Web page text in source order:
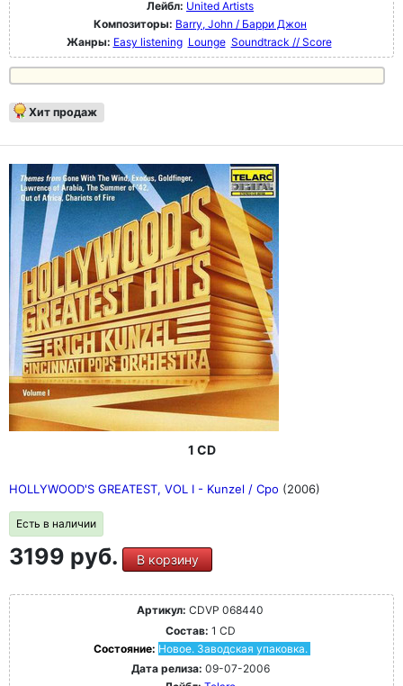
Лейбл: United Artists
Композиторы: Barry, John / Барри Джон
Жанры: Easy listening Lounge Soundtrack // Score
Хит продаж
1 CD
HOLLYWOOD'S GREATEST, VOL I - Kunzel / Cpo (2006)
Есть в наличии
3199 руб. В корзину
Артикул: CDVP 068440
Состав: 1 CD
Состояние: Новое. Заводская упаковка.
Дата релиза: 09-07-2006